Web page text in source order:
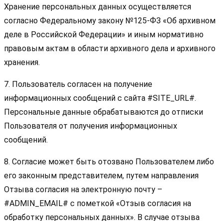
Хранение персональных данных осуществляется
согласно Федеральному закону №125-ФЗ «Об архивном
деле в Российской Федерации» и иным нормативно
правовым актам в области архивного дела и архивного
хранения.
7. Пользователь согласен на получение
информационных сообщений с сайта #SITE_URL#.
Персональные данные обрабатываются до отписки
Пользователя от получения информационных
сообщений.
8. Согласие может быть отозвано Пользователем либо
его законным представителем, путем направления
Отзыва согласия на электронную почту –
#ADMIN_EMAIL# с пометкой «Отзыв согласия на
обработку персональных данных». В случае отзыва